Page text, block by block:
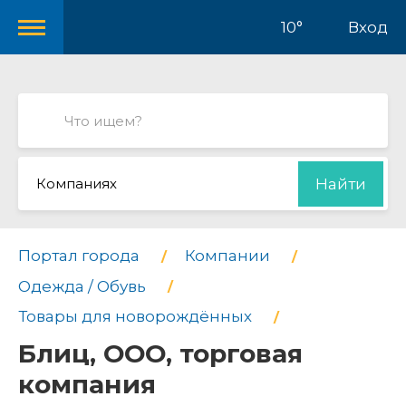
10° Вход
Компаниях Найти
Портал города
Компании
Одежда / Обувь
Товары для новорождённых
Блиц, ООО, торговая
компания